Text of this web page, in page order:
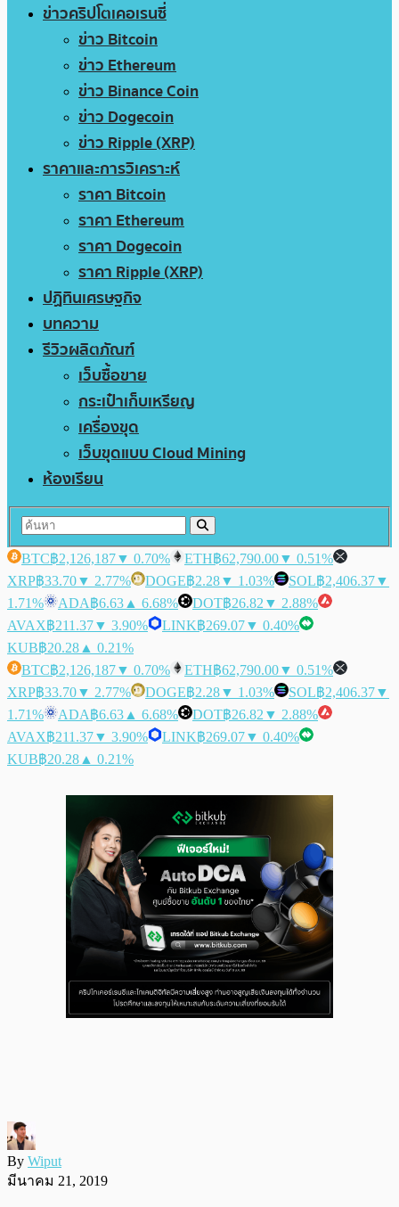
ข่าวคริปโตเคอเรนซี่
ข่าว Bitcoin
ข่าว Ethereum
ข่าว Binance Coin
ข่าว Dogecoin
ข่าว Ripple (XRP)
ราคาและการวิเคราะห์
ราคา Bitcoin
ราคา Ethereum
ราคา Dogecoin
ราคา Ripple (XRP)
ปฏิทินเศรษฐกิจ
บทความ
รีวิวผลิตภัณฑ์
เว็บซื้อขาย
กระเป๋าเก็บเหรียญ
เครื่องขุด
เว็บขุดแบบ Cloud Mining
ห้องเรียน
BTC฿2,126,187▼ 0.70% ETH฿62,790.00▼ 0.51%
XRP฿33.70▼ 2.77% DOGE฿2.28▼ 1.03% SOL฿2,406.37▼
1.71%
ADA฿6.63 ▲ 6.68% DOT฿26.82 ▼ 2.88%
AVAX฿211.37▼ 3.90% LINK฿269.07▼ 0.40%
KUB฿20.28 ▲ 0.21%
BTC฿2,126,187▼ 0.70% ETH฿62,790.00▼ 0.51%
XRP฿33.70▼ 2.77% DOGE฿2.28▼ 1.03% SOL฿2,406.37▼
1.71%
ADA฿6.63 ▲ 6.68% DOT฿26.82 ▼ 2.88%
AVAX฿211.37▼ 3.90% LINK฿269.07▼ 0.40%
KUB฿20.28 ▲ 0.21%
By Wiput
มีนาคม 21, 2019